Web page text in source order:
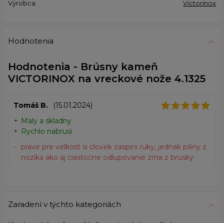
Výrobca Victorinox
Hodnotenia
Hodnotenia - Brúsny kameň
VICTORINOX na vreckové nože 4.1325
Tomáš B.
(15.01.2024)
Maly a skladny
Rychlo nabrusi
prave pre velkost si clovek zaspini ruky, jednak piliny z
nozika ako aj ciastocne odlupovanie zrna z brusky
Zaradení v týchto kategoriách